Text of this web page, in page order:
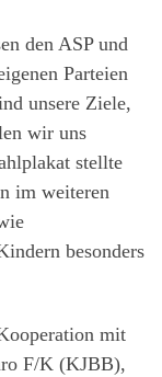
den ASP und
Parteien
unsere Ziele,
wir uns
stellte
im weiteren
besonders
mit
F/K (KJBB),